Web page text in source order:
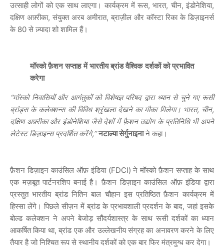
उत्साही लोगों को एक साथ लाएगा। कार्यक्रम में रूस, भारत, चीन, इंडोनेशिया,
दक्षिण अफ़्रीका, संयुक्त अरब अमीरात, ब्राज़ील और कॉस्टा रिका के डिज़ाइनर्स
के 80 से ज़्यादा शो शामिल हैं।
मॉस्को फ़ैशन सप्ताह में भारतीय ब्रांड वैश्विक दर्शकों को प्रभावित
करेगा
“मॉस्को निवासियों और आगंतुकों को विशेषज्ञ परिषद द्वारा ध्यान से चुने गए रूसी
ब्रांड्स के कलेक्शन्स की विविध श्रृंखला देखने का मौका मिलेगा। भारत, चीन,
दक्षिण अफ़्रीका और इंडोनेशिया जैसे देशों में फ़ैशन उद्योग के प्रतिनिधि भी अपने
लेटेस्ट डिज़ाइन्स प्रदर्शित करेंगे,”नटाल्या सेर्गुनाइनाने कहा।
फ़ैशन डिज़ाइन काउंसिल ऑफ़ इंडिया (FDCI) ने मॉस्को फ़ैशन सप्ताह के साथ
एक मज़बूत पार्टनरशिप बनाई है। फ़ैशन डिज़ाइन काउंसिल ऑफ़ इंडिया द्वारा
प्रस्तुत भारतीय ब्रांड नितिन बाल चौहान इस प्रतिष्ठित फ़ैशन कार्यक्रम में
हिस्सा लेंगे। पिछले सीज़न में ब्रांड के प्रभावशाली प्रदर्शन के बाद, जहां इसके
बोल्ड कलेक्शन ने अपने बेजोड़ सौंदर्यशास्त्र के साथ रूसी दर्शकों का ध्यान
आकर्षित किया था, ब्रांड एक और उल्लेखनीय संग्रह का अनावरण करने के लिए
तैयार है जो निश्चित रूप से स्थानीय दर्शकों को एक बार फिर मंत्रमुग्ध कर देगा।